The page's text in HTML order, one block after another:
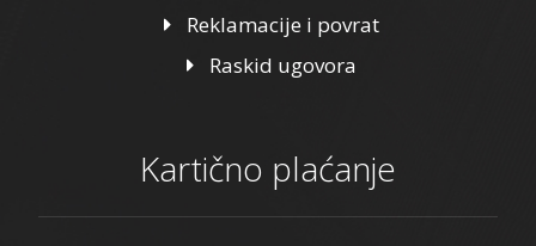
Reklamacije i povrat
Raskid ugovora
Kartično plaćanje